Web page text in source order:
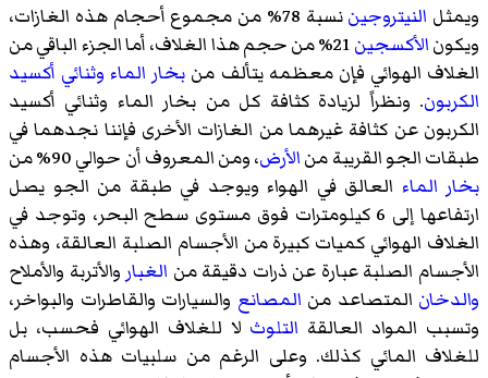
ويمثل النيتروجين
نسبة 78% من مجموع أحجام هذه الغازات،
ويكونالأكسجين
21% من حجم هذا الغلاف، أما الجزء الباقي من
الغلاف الهوائي فإن معظمه يتألف من بخار الماء وثنائي أكسيد
الكربون. ونظراً لزيادة كثافة كل من بخار الماء وثنائي أكسيد
الكربون عن كثافة غيرهما من الغازات الأخرى فإننا نجدهما في
طبقات الجو القريبة منالأرض، ومن المعروف أن حوالي 90% من
بخار الماء العالق في الهواء ويوجد في طبقة من الجو يصل
ارتفاعها إلى 6 كيلومترات فوق مستوى سطح البحر، وتوجد في
الغلاف الهوائي كميات كبيرة من الأجسام الصلبة العالقة، وهذه
الأجسام الصلبة عبارة عن ذرات دقيقة من الغبار والأتربة والأملاح
والدخان المتصاعد من المصانع والسيارات والقاطرات والبواخر،
وتسبب المواد العالقة التلوث لا للغلاف الهوائي فحسب، بل
للغلاف المائي كذلك. وعلى الرغم من سلبيات هذه الأجسام